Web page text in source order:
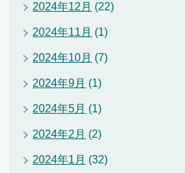
2024年12月 (22)
2024年11月 (1)
2024年10月 (7)
2024年9月 (1)
2024年5月 (1)
2024年2月 (2)
2024年1月 (32)